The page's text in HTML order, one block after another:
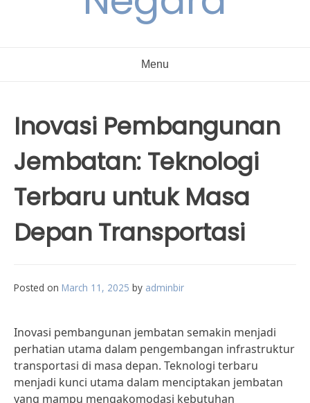
Menu
Inovasi Pembangunan
Jembatan: Teknologi
Terbaru untuk Masa
Depan Transportasi
Posted on March 11, 2025 by adminbir
Inovasi pembangunan jembatan semakin menjadi
perhatian utama dalam pengembangan infrastruktur
transportasi di masa depan. Teknologi terbaru
menjadi kunci utama dalam menciptakan jembatan
yang mampu mengakomodasi kebutuhan